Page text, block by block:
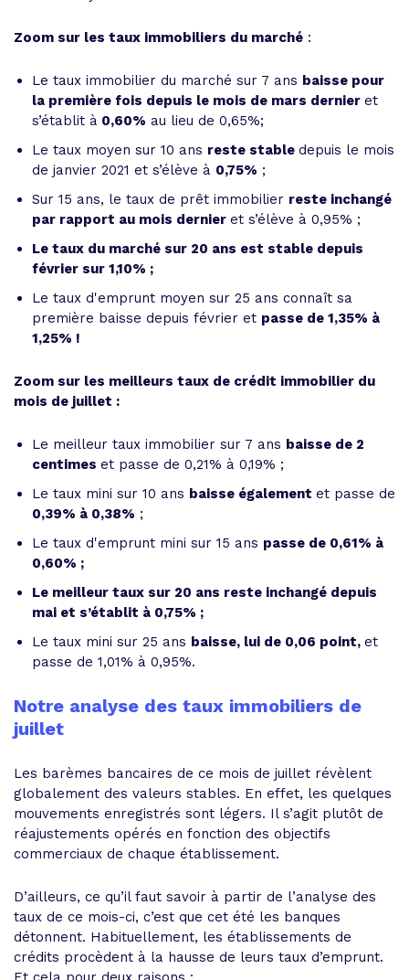
Zoom sur les taux immobiliers du marché :
Le taux immobilier du marché sur 7 ans baisse pour
la première fois depuis le mois de mars dernier et
s’établit à 0,60% au lieu de 0,65%;
Le taux moyen sur 10 ans reste stable depuis le mois
de janvier 2021 et s’élève à 0,75% ;
Sur 15 ans, le taux de prêt immobilier reste inchangé
par rapport au mois dernier et s’élève à 0,95% ;
Le taux du marché sur 20 ans est stable depuis
février sur 1,10% ;
Le taux d'emprunt moyen sur 25 ans connaît sa
première baisse depuis février et passe de 1,35% à
1,25% !
Zoom sur les meilleurs taux de crédit immobilier du
mois de juillet :
Le meilleur taux immobilier sur 7 ans baisse de 2
centimes et passe de 0,21% à 0,19% ;
Le taux mini sur 10 ans baisse également et passe de
0,39% à 0,38% ;
Le taux d'emprunt mini sur 15 ans passe de 0,61% à
0,60% ;
Le meilleur taux sur 20 ans reste inchangé depuis
mai et s’établit à 0,75% ;
Le taux mini sur 25 ans baisse, lui de 0,06 point, et
passe de 1,01% à 0,95%.
Notre analyse des taux immobiliers de
juillet
Les barèmes bancaires de ce mois de juillet révèlent
globalement des valeurs stables. En effet, les quelques
mouvements enregistrés sont légers. Il s’agit plutôt de
réajustements opérés en fonction des objectifs
commerciaux de chaque établissement.
D’ailleurs, ce qu’il faut savoir à partir de l’analyse des
taux de ce mois-ci, c’est que cet été les banques
détonnent. Habituellement, les établissements de
crédits procèdent à la hausse de leurs taux d’emprunt.